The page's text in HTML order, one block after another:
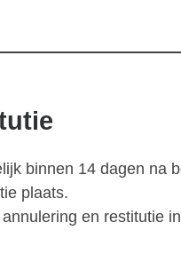
binnen 14 dagen na
plaats.
en restitutie